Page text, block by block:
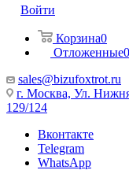
Войти
Корзина0
Отложенные0
sales@bizufoxtrot.ru
г. Москва, Ул.
129/124
Вконтакте
Telegram
WhatsApp